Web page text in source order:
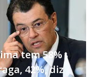
tem 58%
42%, diz